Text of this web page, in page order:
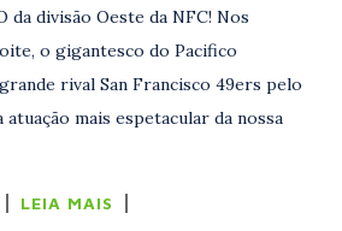
da divisão Oeste da NFC! Nos
o gigantesco do Pacifico
rival San Francisco 49ers pelo
atuação mais espetacular da nossa
LEIA MAIS